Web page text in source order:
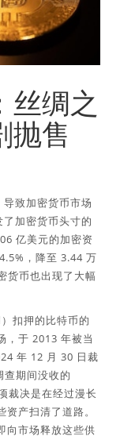
丝绸之
抛售
致加密货币市场
加密货币头寸的
亿美元的加密资
，降至 3.44 万
货币也出现了大幅
扣押的比特币的
，于 2013 年被当
年 12 月 30 日裁
查期间没收的
裁决是在经过漫长
产扫清了道路。
向市场释放这些供